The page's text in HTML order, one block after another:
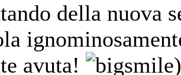
della nuova
avuta!